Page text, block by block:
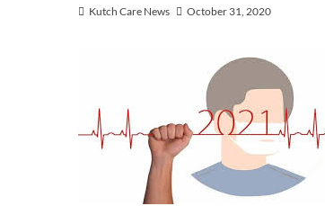
Kutch Care News October 31, 2020